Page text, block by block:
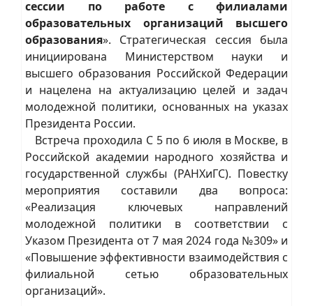
сессии по работе с филиалами
образовательных организаций высшего
образования». Стратегическая сессия была
инициирована Министерством науки и
высшего образования Российской Федерации
и нацелена на актуализацию целей и задач
молодежной политики, основанных на указах
Президента России.
Встреча проходила С 5 по 6 июля в Москве, в
Российской академии народного хозяйства и
государственной службы (РАНХиГС). Повестку
мероприятия составили два вопроса:
«Реализация ключевых направлений
молодежной политики в соответствии с
Указом Президента от 7 мая 2024 года №309» и
«Повышение эффективности взаимодействия с
филиальной сетью образовательных
организаций».